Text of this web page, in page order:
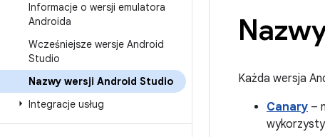
Informacje o wersji emulatora
Androida
Wcześniejsze wersje Android
Studio
Nazwy wersji Android Studio
Integracje usług
Każda wersja
Canary –